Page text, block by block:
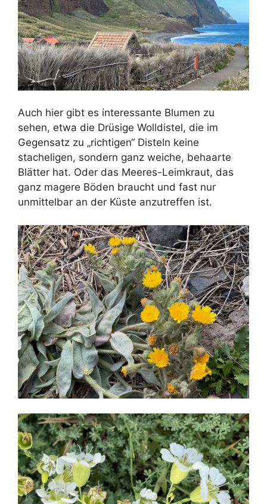
Auch hier gibt es interessante Blumen zu
sehen, etwa die Drüsige Wolldistel, die im
Gegensatz zu „richtigen“ Disteln keine
stacheligen, sondern ganz weiche, behaarte
Blätter hat. Oder das Meeres-Leimkraut, das
ganz magere Böden braucht und fast nur
unmittelbar an der Küste anzutreffen ist.